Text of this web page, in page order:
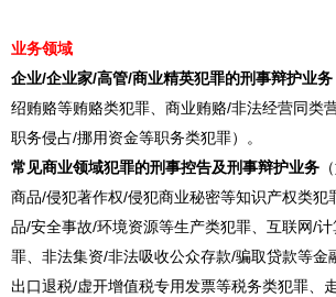
业务领域
企业/企业家/高管/商业精英犯罪的刑事辩护业务
绍贿赂等贿赂类犯罪、商业贿赂/非法经营同类
职务侵占/挪用资金等职务类犯罪）。
常见商业领域犯罪的刑事控告及刑事辩护业务
商品/侵犯著作权/侵犯商业秘密等知识产权类犯
品/安全事故/环境资源等生产类犯罪、互联网/
罪、非法集资/非法吸收公众存款/骗取贷款等金
出口退税/虚开增值税专用发票等税务类犯罪、